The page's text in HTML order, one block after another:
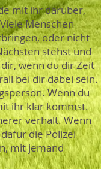
mit ihr darüber,
Menschen
oder nicht
stehst und
wenn du dir Zeit
bei dir dabei sein.
Wenn du
ihr klar kommst.
verhält. Wenn
die Polizei
mit jemand